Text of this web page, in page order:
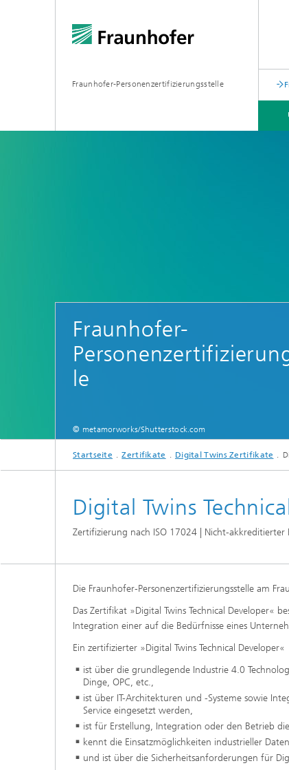
Fraunhofer-Personenzertifizierungsstelle
Fraunhofer-
le
© metamorworks/Shutterstock.com
Startseite Zertifikate Digital Twins Zertifikate
Digital Twins
Zertifizierung nach ISO 17024 | Nicht-akkreditierter
Die Fraunhofer-Personenzertifizierungsstelle am
Das Zertifikat »Digital Twins Technical Developer«
Integration einer auf die Bedürfnisse eines
Ein zertifizierter »Digital Twins Technical Developer«
ist über die grundlegende Industrie 4.0
Dinge, OPC, etc.,
ist über IT-Architekturen und -Systeme sowie
Service eingesetzt werden,
ist für Erstellung, Integration oder den Betrieb
kennt die Einsatzmöglichkeiten industrieller
und ist über die Sicherheitsanforderungen für